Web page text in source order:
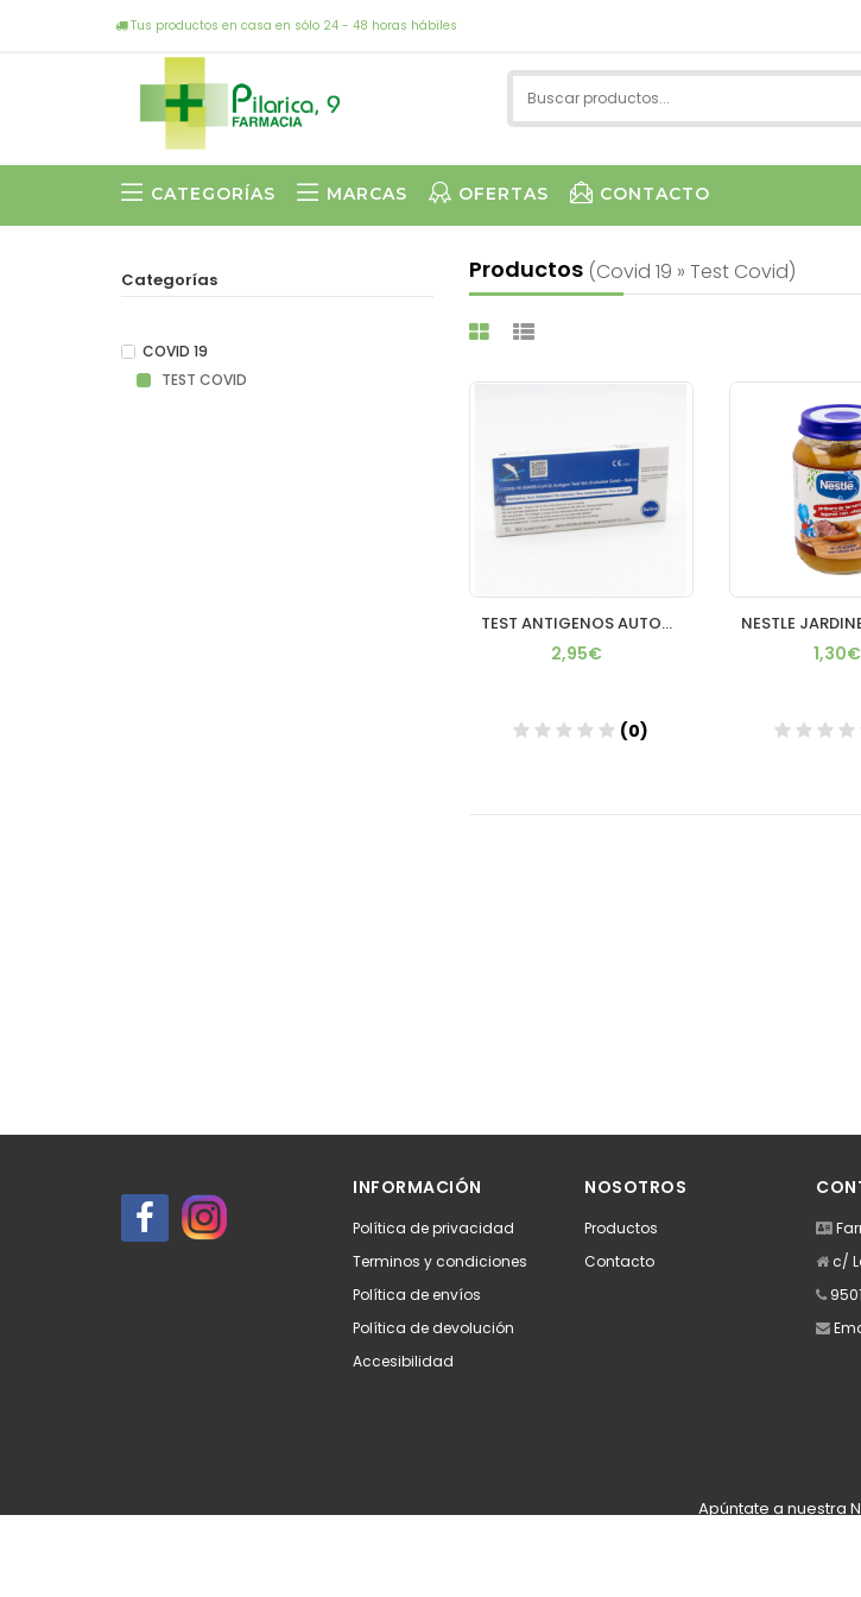
Tus productos en casa en sólo 24 - 48 horas hábiles
CATEGORÍAS MARCAS OFERTAS CONTACTO
Productos (covid 19 » Test Covid)
TEST ANTIGENOS AUTOD SALIVA DEEPBLUE 1UD
2,95€
(0)
1,30€
Categorías
COVID 19
TEST COVID
INFORMACIÓN
Política de privacidad
Terminos y condiciones
Política de envíos
Política de devolución
Accesibilidad
NOSOTROS
Productos
Contacto
c/
Apúntate a nuestra